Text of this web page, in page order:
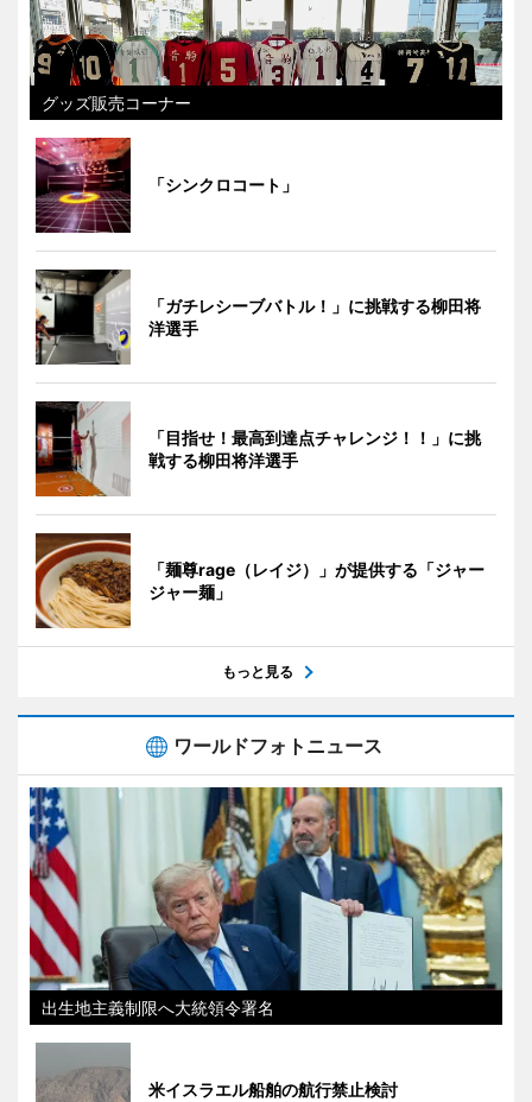
グッズ販売コーナー
「シンクロコート」
「ガチレシーブバトル！」に挑戦する柳田将
洋選手
「目指せ！最高到達点チャレンジ！！」に挑
戦する柳田将洋選手
「麺尊rage（レイジ）」が提供する「ジャー
ジャー麺」
もっと見る
ワールドフォトニュース
出生地主義制限へ大統領令署名
米イスラエル船舶の航行禁止検討